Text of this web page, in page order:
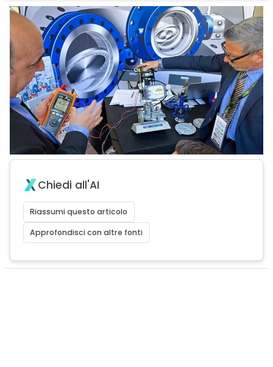
Chiedi all'AI
Riassumi questo articolo
Approfondisci con altre fonti